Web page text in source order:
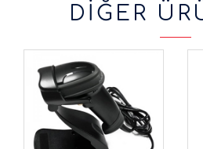
DİĞER